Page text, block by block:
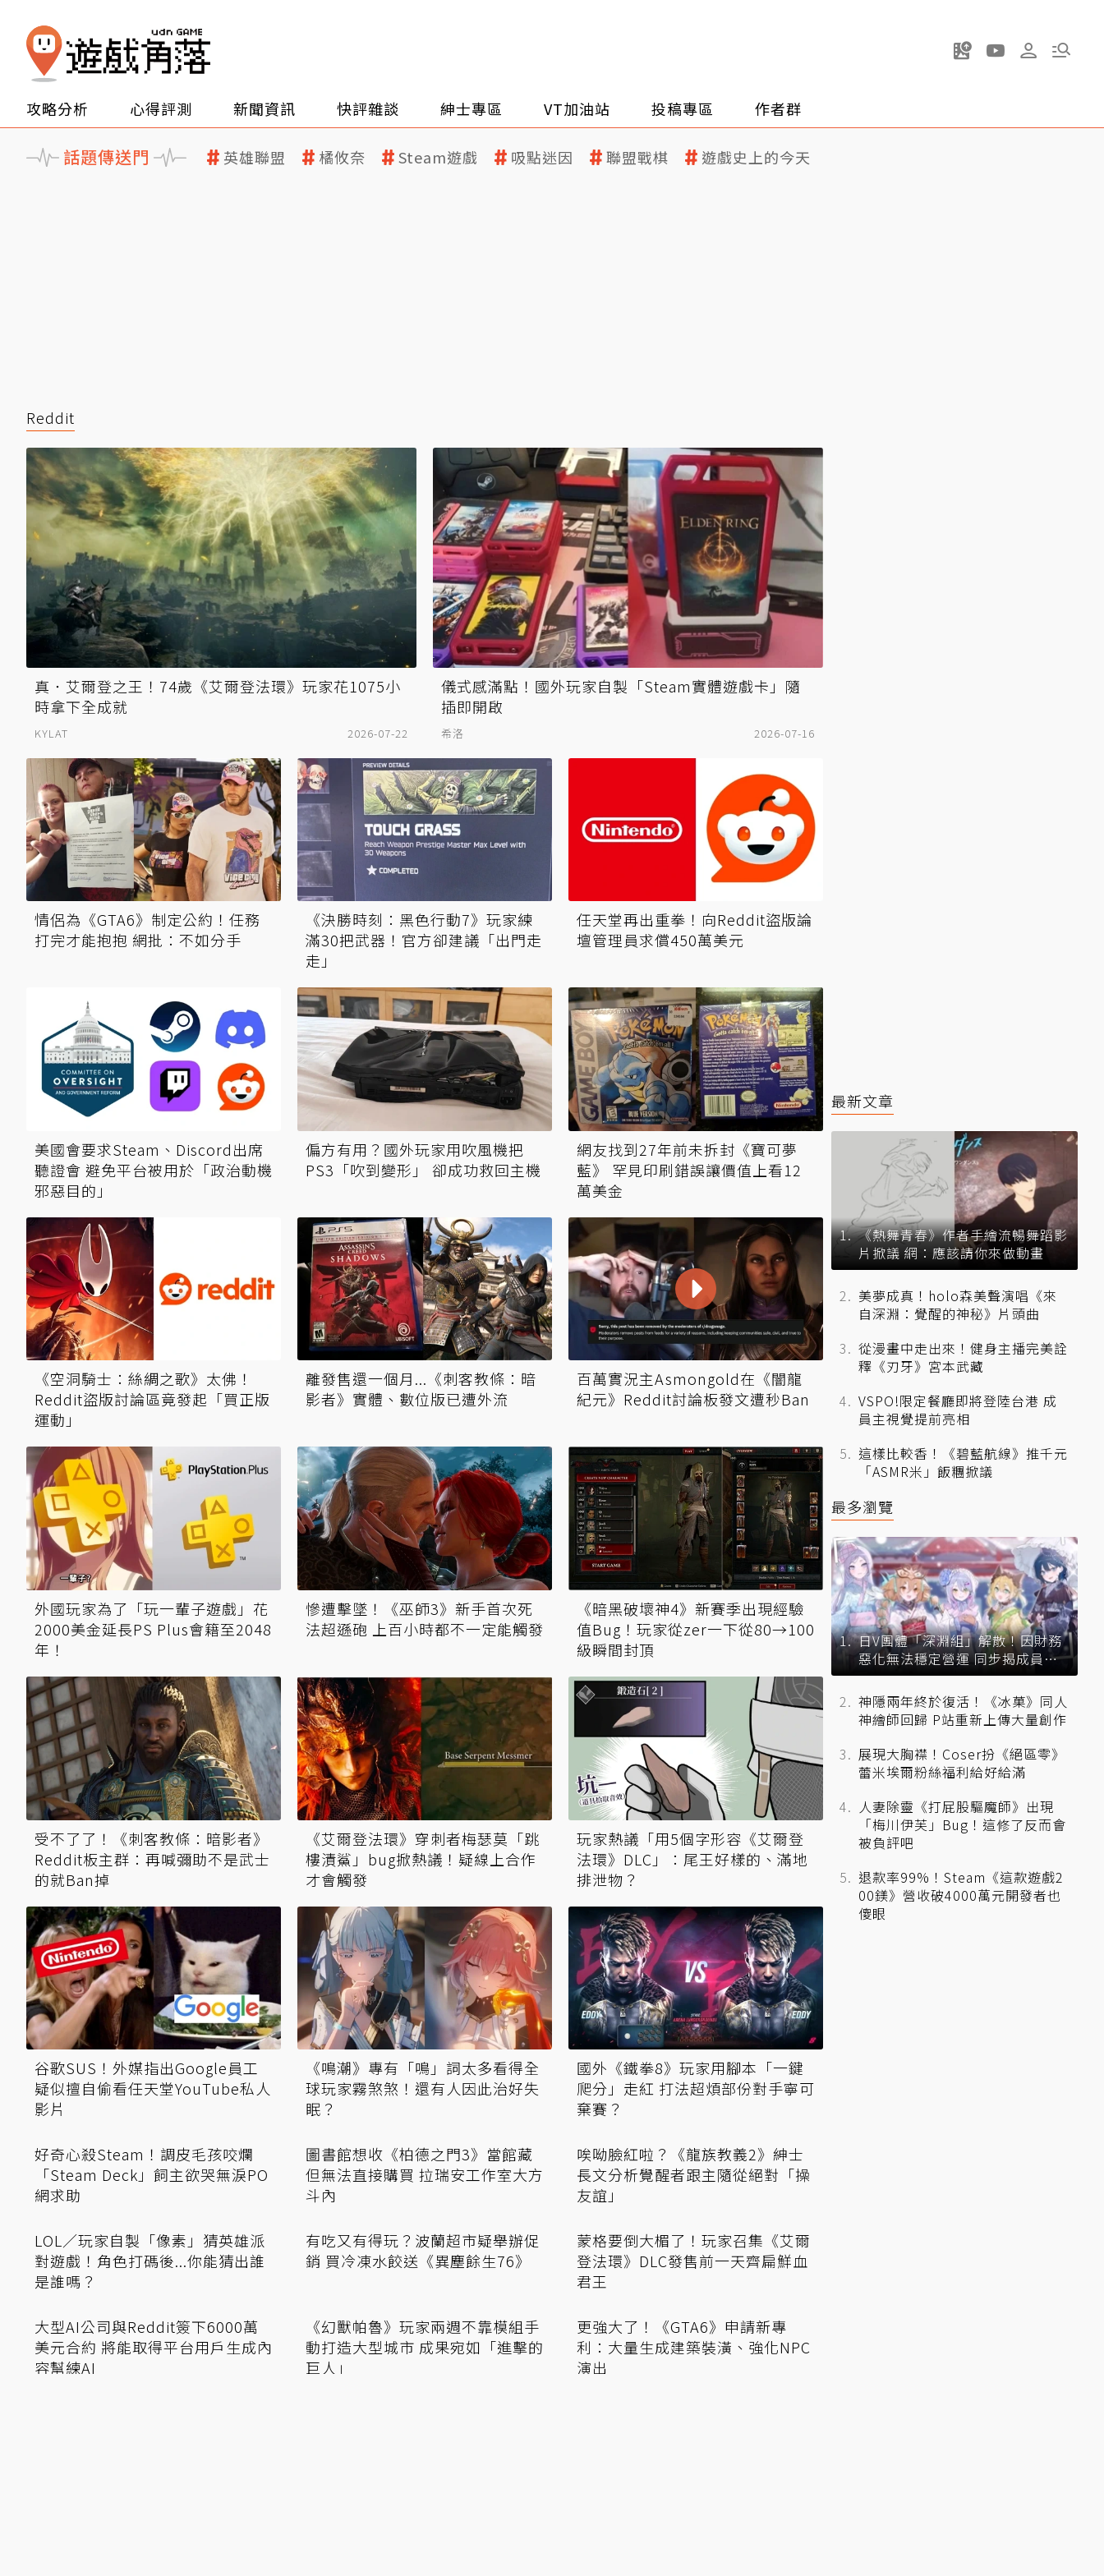
攻略分析 心得評測 新聞資訊 快評雜談 紳士專區 VT加油站 投稿專區 作者群
話題傳送門 英雄聯盟 橘攸奈 Steam遊戲 吸點迷因 聯盟戰棋 遊戲史上的今天
Reddit
真．艾爾登之王！74歲《艾爾登法環》玩家花1075小
時拿下全成就
KYLAT 2026-07-22
儀式感滿點！國外玩家自製「Steam實體遊戲卡」隨
插即開啟
希洛 2026-07-16
情侶為《GTA6》制定公約！任務
打完才能抱抱 網批：不如分手
《決勝時刻：黑色行動7》玩家練
滿30把武器！官方卻建議「出門走
走」
任天堂再出重拳！向Reddit盜版論
壇管理員求償450萬美元
美國會要求Steam、Discord出席
聽證會 避免平台被用於「政治動機
邪惡目的」
偏方有用？國外玩家用吹風機把
PS3「吹到變形」 卻成功救回主機
網友找到27年前未拆封《寶可夢
藍》 罕見印刷錯誤讓價值上看12
萬美金
《空洞騎士：絲綢之歌》太佛！
Reddit盜版討論區竟發起「買正版
運動」
離發售還一個月...《刺客教條：暗
影者》實體、數位版已遭外流
百萬實況主Asmongold在《闇龍
紀元》Reddit討論板發文遭秒Ban
外國玩家為了「玩一輩子遊戲」花
2000美金延長PS Plus會籍至2048
年！
慘遭擊墜！《巫師3》新手首次死
法超遜砲 上百小時都不一定能觸發
《暗黑破壞神4》新賽季出現經驗
值Bug！玩家從zer一下從80→100
級瞬間封頂
受不了了！《刺客教條：暗影者》
Reddit板主群：再喊彌助不是武士
的就Ban掉
《艾爾登法環》穿刺者梅瑟莫「跳
樓漬鯊」bug掀熱議！疑線上合作
才會觸發
玩家熱議「用5個字形容《艾爾登
法環》DLC」：尾王好樣的、滿地
排泄物？
谷歌SUS！外媒指出Google員工
疑似擅自偷看任天堂YouTube私人
影片
《鳴潮》專有「鳴」詞太多看得全
球玩家霧煞煞！還有人因此治好失
眠？
國外《鐵拳8》玩家用腳本「一鍵
爬分」走紅 打法超煩部份對手寧可
棄賽？
「Steam Deck」飼主欲哭無淚PO
網求助
但無法直接購買 拉瑞安工作室大方
斗內
長文分析覺醒者跟主隨從絕對「操
友誼」
最新文章
《熱舞青春》作者手繪流暢舞蹈影
片掀議 網：應該請你來做動畫
美夢成真！holo森美聲演唱《來
自深淵：覺醒的神秘》片頭曲
從漫畫中走出來！健身主播完美詮
釋《刃牙》宮本武藏
VSPO!限定餐廳即將登陸台港 成
員主視覺提前亮相
這樣比較香！《碧藍航線》推千元
「ASMR米」飯糰掀議
最多瀏覽
日V團體「深淵組」解散！因財務
惡化無法穩定營運 同步揭成員未
來去向
神隱兩年終於復活！《冰菓》同人
神繪師回歸 P站重新上傳大量創作
展現大胸襟！Coser扮《絕區零》
蕾米埃爾粉絲福利給好給滿
人妻除靈《打屁股驅魔師》出現
「梅川伊芙」Bug！這修了反而會
被負評吧
退款率99%！Steam《這款遊戲2
00鎂》營收破4000萬元開發者也
傻眼